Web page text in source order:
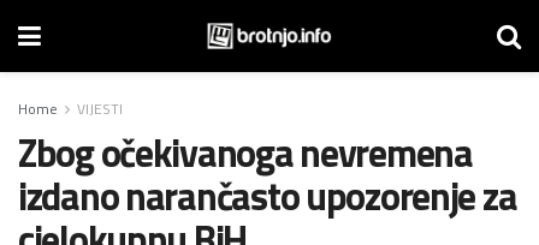
Home VIJESTI
Zbog očekivanoga nevremena
izdano narančasto upozorenje za